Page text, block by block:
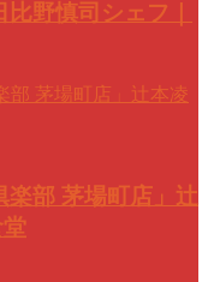
野慎司シェフ｜
楽部 茅場町店」辻